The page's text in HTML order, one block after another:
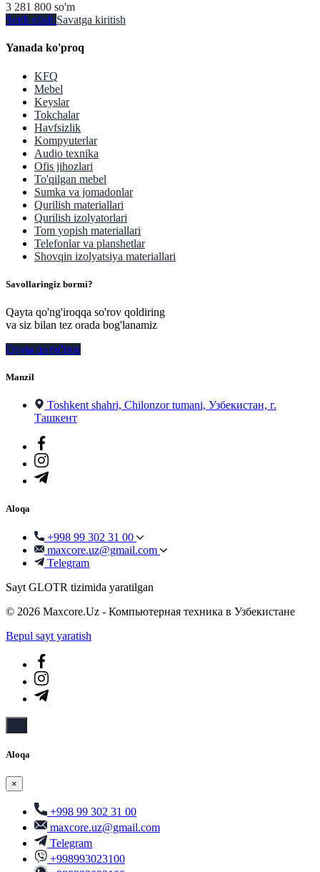
3 281 800 so'm
Sotib olish Savatga kiritish
Yanada ko'proq
KFQ
Mebel
Keyslar
Tokchalar
Havfsizlik
Kompyuterlar
Audio texnika
Ofis jihozlari
To'qilgan mebel
Sumka va jomadonlar
Qurilish materiallari
Qurilish izolyatorlari
Tom yopish materiallari
Telefonlar va planshetlar
Shovqin izolyatsiya materiallari
Savollaringiz bormi?
Qayta qo'ng'iroqqa so'rov qoldiring
va siz bilan tez orada bog'lanamiz
Qayta qo'ng'iroq
Manzil
Toshkent shahri, Chilonzor tumani, Узбекистан, г.
Ташкент
Aloqa
+998 99 302 31 00
maxcore.uz@gmail.com
Telegram
Sayt GLOTR tizimida yaratilgan
© 2026 Maxcore.Uz - Компьютерная техника в Узбекистане
Bepul sayt yaratish
Aloqa
×
+998 99 302 31 00
maxcore.uz@gmail.com
Telegram
+998993023100